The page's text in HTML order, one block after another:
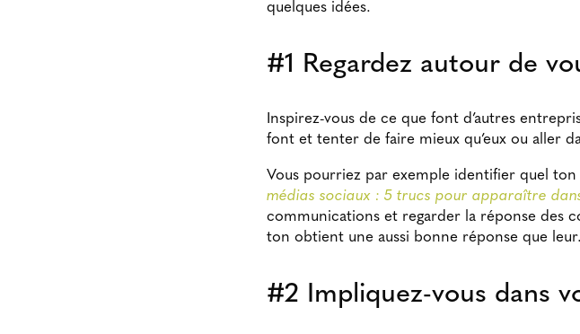
quelques idées.
#1 Regardez autour de
Inspirez-vous de ce que font d’autres
font et tenter de faire mieux qu’eux ou aller
Vous pourriez par exemple identifier quel ton
médias sociaux : 5 trucs pour apparaître
communications et regarder la réponse des
ton obtient une aussi bonne réponse que leur.
#2 Impliquez-vous dans